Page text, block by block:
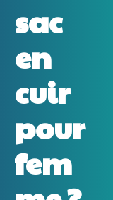
sac
en
cuir
pour
fem